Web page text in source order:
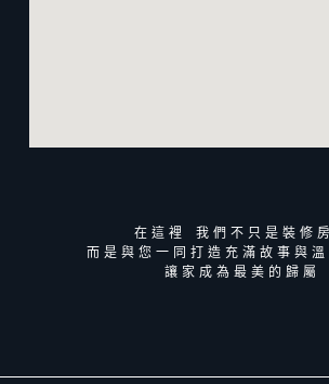
在這裡 我們不只是裝修
而是與您一同打造充滿故事與溫
讓家成為最美的歸屬